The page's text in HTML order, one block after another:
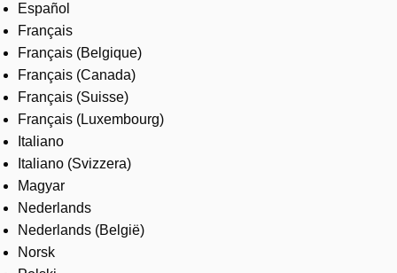
Español
Français
Français (Belgique)
Français (Canada)
Français (Suisse)
Français (Luxembourg)
Italiano
Italiano (Svizzera)
Magyar
Nederlands
Nederlands (België)
Norsk